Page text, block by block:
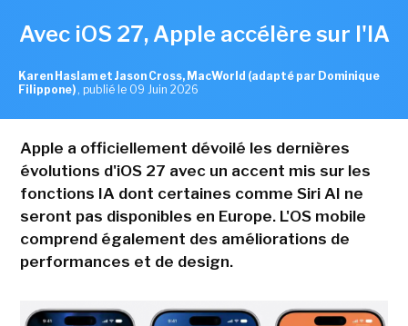
Avec iOS 27, Apple accélère sur l'IA
Karen Haslam et Jason Cross, MacWorld (adapté par Dominique
Filippone) , publié le 09 Juin 2026
Apple a officiellement dévoilé les dernières
évolutions d'iOS 27 avec un accent mis sur les
fonctions IA dont certaines comme Siri AI ne
seront pas disponibles en Europe. L'OS mobile
comprend également des améliorations de
performances et de design.